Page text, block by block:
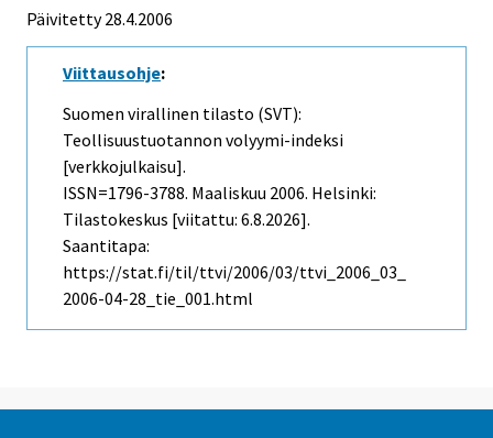
Päivitetty28.4.2006
Viittausohje:
Suomen virallinen tilasto (SVT):
Teollisuustuotannon volyymi-indeksi
[verkkojulkaisu].
ISSN=1796-3788. Maaliskuu 2006. Helsinki:
Tilastokeskus [viitattu: 6.8.2026].
Saantitapa:
https://stat.fi/til/ttvi/2006/03/ttvi_2006_03_
2006-04-28_tie_001.html